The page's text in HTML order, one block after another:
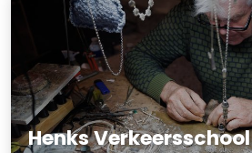
Henks Verkeersschool